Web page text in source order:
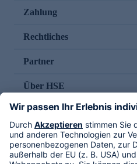
Zahlung
Rechtliches
Partner
Über HSE
Im TV
HSE International